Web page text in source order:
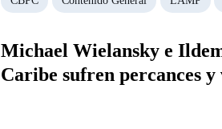
Michael Wielansky e
Caribe sufren percances